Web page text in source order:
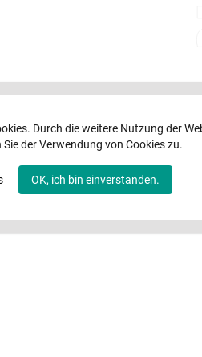
Durch die weitere Nutzung der
der Verwendung von Cookies zu.
OK, ich bin einverstanden.